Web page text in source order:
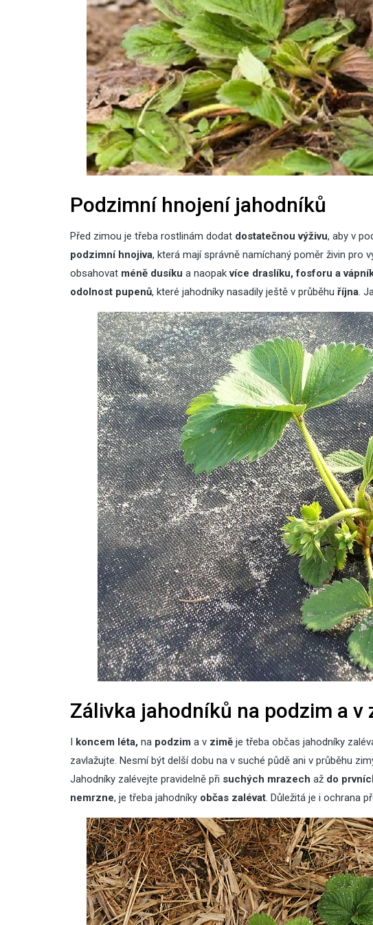
Podzimní hnojení jahodníků
Před zimou je třeba rostlinám dodat dostatečnou výživu, aby v
podzimní hnojiva, která mají správně namíchaný poměr živin pro
obsahovat méně dusíku a naopakvíce draslíku, fosforu a
odolnost pupenů, které jahodníky nasadily ještě v průběhu října .
Zálivka jahodníků na podzim a v
I koncem léta, na podzim a v zimě je třeba občas jahodníky
zavlažujte. Nesmí být delší dobu na v suché půdě ani v průběhu
Jahodníky zalévejte pravidelně při suchých mrazech až do
nemrzne, je třeba jahodníky občas zalévat . Důležitá je i ochrana